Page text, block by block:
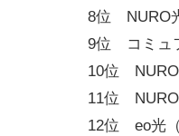
8位 NURO
9位 コミュ
10位
11位
12位 eo光